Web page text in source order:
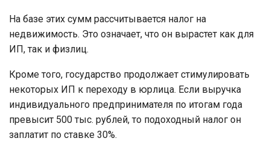
На базе этих сумм рассчитывается налог на
недвижимость. Это означает, что он вырастет как для
ИП, так и физлиц.
Кроме того, государство продолжает стимулировать
некоторых ИП к переходу в юрлица. Если выручка
индивидуального предпринимателя по итогам года
превысит 500 тыс. рублей, то подоходный налог он
заплатит по ставке 30%.